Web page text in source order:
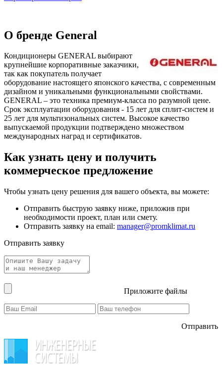
О бренде General
Кондиционеры GENERAL выбирают
крупнейшие корпоративные заказчики,
так как покупатель получает
оборудование настоящего японского качества, с современным
дизайном и уникальными функциональными свойствами.
GENERAL – это техника премиум-класса по разумной цене.
Срок эксплуатации оборудования - 15 лет для сплит-систем и
25 лет для мультизональных систем. Высокое качество
выпускаемой продукции подтверждено множеством
международных наград и сертификатов.
Как узнать цену и получить
коммерческое предложение
Чтобы узнать цену решения для вашего объекта, вы можете:
Отправить быструю заявку ниже, приложив при
необходимости проект, план или смету.
Отправить заявку на email: manager@promklimat.ru
Отправить заявку
Приложите файлы
Отправить